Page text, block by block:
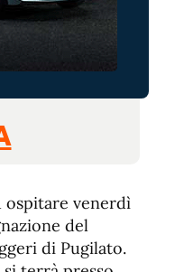
Aumentar
de
fuente.
ospitare venerdì
del
di Pugilato.